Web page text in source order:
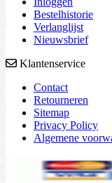
Bestelhistorie
Verlanglijst
Nieuwsbrief
Klantenservice
Contact
Retourneren
Sitemap
Privacy Policy
Algemene